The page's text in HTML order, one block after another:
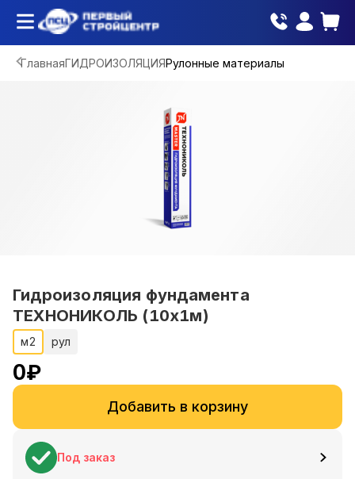
ГлавнаяГИДРОИЗОЛЯЦИЯРулонные материалы
Гидроизоляция фундамента
ТЕХНОНИКОЛЬ (10х1м)
м2 рул
0₽
Добавить в корзину
Под заказ